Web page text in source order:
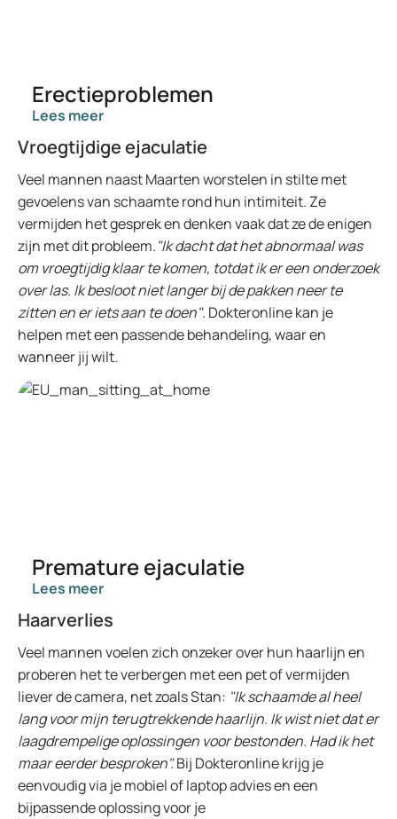
Erectieproblemen
Lees meer
Vroegtijdige ejaculatie
Veel mannen naast Maarten worstelen in stilte met
gevoelens van schaamte rond hun intimiteit. Ze
vermijden het gesprek en denken vaak dat ze de enigen
zijn met dit probleem."Ik dacht dat het abnormaal was
om vroegtijdig klaar te komen, totdat ik er een onderzoek
over las. Ik besloot niet langer bij de pakken neer te
zitten en er iets aan te doen". Dokteronline kan je
helpen met een passende behandeling, waar en
wanneer jij wilt.
Premature ejaculatie
Lees meer
Haarverlies
Veel mannen voelen zich onzeker over hun haarlijn en
proberen het te verbergen met een pet of vermijden
liever de camera, net zoals Stan: "Ik schaamde al heel
lang voor mijn terugtrekkende haarlijn. Ik wist niet dat er
laagdrempelige oplossingen voor bestonden. Had ik het
maar eerder besproken".Bij Dokteronline krijg je
eenvoudig via je mobiel of laptop advies en een
bijpassende oplossing voor je